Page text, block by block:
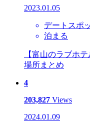
2023.01.05
デートスポ
泊まる
【富山のラブホ
場所まとめ
4
203,827 Views
2024.01.09